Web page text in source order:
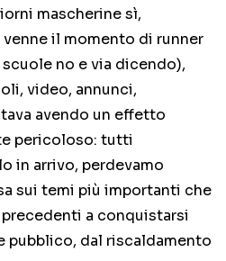
mascherine sì,
il momento di runner
no e via dicendo),
video, annunci,
avendo un effetto
pericoloso: tutti
in arrivo, perdevamo
sui temi più importanti che
a conquistarsi
pubblico, dal riscaldamento